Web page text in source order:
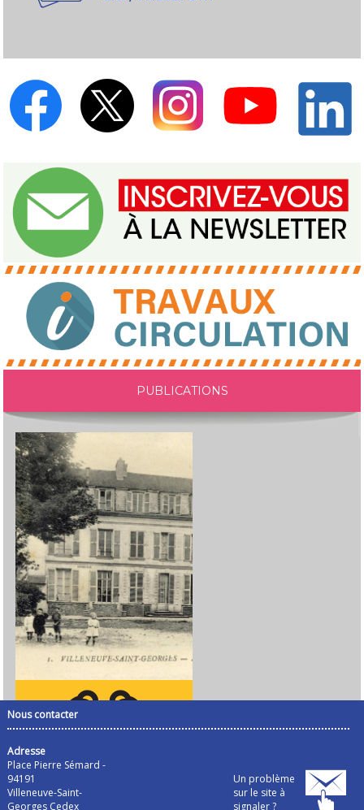
PUBLICATIONS
Nous contacter
Adresse
Place Pierre Sémard -
94191
Villeneuve-Saint-
Georges Cedex
Un problème
sur le site à
signaler ?